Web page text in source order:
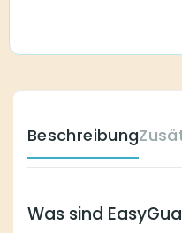
Beschreibung
Was sind